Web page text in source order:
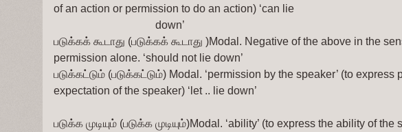
of an action or permission to do an action) ‘can lie
down’
படுக்கக் கூடாது (படுக்கக் கூடாது )Modal. Negative of the above in the
permission alone. ‘should not lie down’
படுக்கட்டும் (படுக்கட்டும்) Modal. ‘permission by the speaker’ (to
expectation of the speaker) ‘let .. lie down’
படுக்க முடியும் (படுக்க முடியும்)Modal. ‘ability’ (to express the ability of the